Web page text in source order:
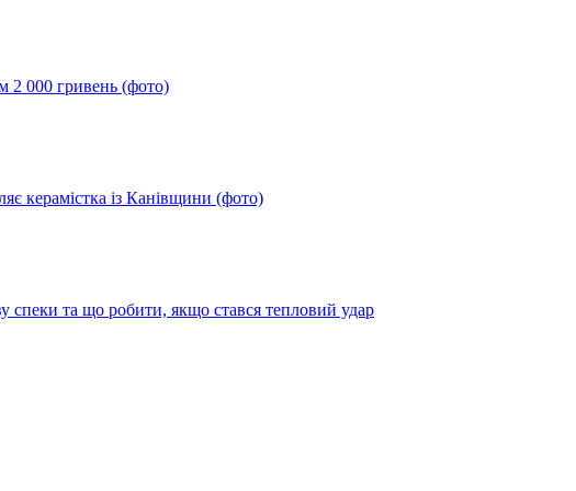
2 000 гривень (фото)
керамістка із Канівщини (фото)
спеки та що робити, якщо стався тепловий удар